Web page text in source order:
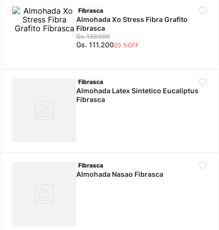
10. adidas mujer
Fibrasca
Almohada Xo Stress Fibra Grafito
Fibrasca
Gs. 139.000
Gs. 111.20020 %OFF
Fibrasca
Almohada Latex Sintetico Eucaliptus
Fibrasca
Fibrasca
Almohada Nasao Fibrasca